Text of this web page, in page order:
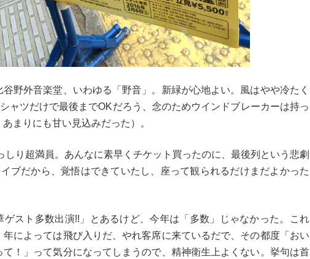
野外音楽堂、いわゆる「野音」。新緑が心地よい。風はやや冷たく
ャツだけで最後までOKだろう、念のためウインドブレーカーは持っ
まりにも甘い見込みだった）。
しり超満員。あんなに素早くチケット買ったのに、最後列という悲劇
ブだから、覚悟はできていたし、座って観られるだけまだよかった
ゲスト多数出演!!」とあるけど、今年は「多数」じゃなかった。これ
年によっては飛び入りだ、やれ客席に来ているだで、その都度「おい
て！」って気分になってしまうので、精神衛生上よくない。挙句は首